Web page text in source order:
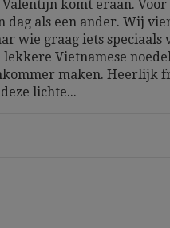
komt eraan. Voor
dag als een ander. Wij
wie graag iets speciaals
Vietnamese
maken. Heerlijk
lichte...